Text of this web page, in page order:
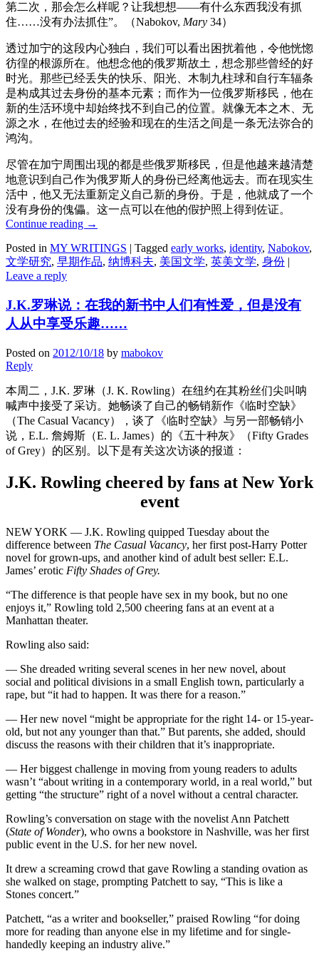
第二次，那会怎么样呢？让我想想——有什么东西我没有抓
住……没有办法抓住”。（Nabokov, Mary 34）
透过加宁的这段内心独白，我们可以看出困扰着他，令他恍惚
彷徨的根源所在。他想念他的俄罗斯故土，想念那些曾经的好
时光。那些已经丢失的快乐、阳光、木制九柱球和自行车辐条
是构成其过去身份的基本元素；而作为一位俄罗斯移民，他在
新的生活环境中却始终找不到自己的位置。就像无本之木、无
源之水，在他过去的经验和现在的生活之间是一条无法弥合的
鸿沟。
尽管在加宁周围出现的都是些俄罗斯移民，但是他越来越清楚
地意识到自己作为俄罗斯人的身份已经离他远去。而在现实生
活中，他又无法重新定义自己新的身份。于是，他就成了一个
没有身份的傀儡。这一点可以在他的假护照上得到佐证。
Continue reading →
Posted in MY WRITINGS | Tagged early works, identity, Nabokov,
文学研究, 早期作品, 纳博科夫, 美国文学, 英美文学, 身份 |
Leave a reply
J.K.罗琳说：在我的新书中人们有性爱，但是没有
人从中享受乐趣……
Posted on 2012/10/18 by mabokov
Reply
本周二，J.K. 罗琳（J. K. Rowling）在纽约在其粉丝们尖叫呐
喊声中接受了采访。她畅谈了自己的畅销新作《临时空缺》
（The Casual Vacancy），谈了《临时空缺》与另一部畅销小
说，E.L. 詹姆斯（E. L. James）的《五十种灰》（Fifty Grades
of Grey）的区别。以下是有关这次访谈的报道：
J.K. Rowling cheered by fans at New York
event
NEW YORK — J.K. Rowling quipped Tuesday about the
difference between The Casual Vacancy, her first post-Harry Potter
novel for grown-ups, and another kind of adult best seller: E.L.
James’ erotic Fifty Shades of Grey.
“The difference is that people have sex in my book, but no one
enjoys it,” Rowling told 2,500 cheering fans at an event at a
Manhattan theater.
Rowling also said:
— She dreaded writing several scenes in her new novel, about
social and political divisions in a small English town, particularly a
rape, but “it had to happen. It was there for a reason.”
— Her new novel “might be appropriate for the right 14- or 15-year-
old, but not any younger than that.” But parents, she added, should
discuss the reasons with their children that it’s inappropriate.
— Her biggest challenge in moving from young readers to adults
wasn’t “about writing in a contemporary world, in a real world,” but
getting “the structure” right of a novel without a central character.
Rowling’s conversation on stage with the novelist Ann Patchett
(State of Wonder), who owns a bookstore in Nashville, was her first
public event in the U.S. for her new novel.
It drew a screaming crowd that gave Rowling a standing ovation as
she walked on stage, prompting Patchett to say, “This is like a
Stones concert.”
Patchett, “as a writer and bookseller,” praised Rowling “for doing
more for reading than anyone else in my lifetime and for single-
handedly keeping an industry alive.”